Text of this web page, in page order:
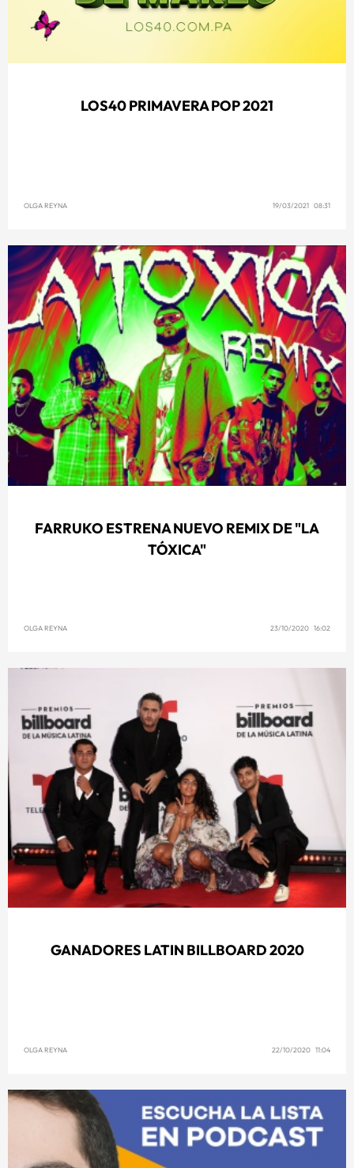
LOS40 PRIMAVERA POP 2021
OLGA REYNA 19/03/2021 08:31
FARRUKO ESTRENA NUEVO REMIX DE "LA
TÓXICA"
OLGA REYNA 23/10/2020 16:02
GANADORES LATIN BILLBOARD 2020
OLGA REYNA 22/10/2020 11:04